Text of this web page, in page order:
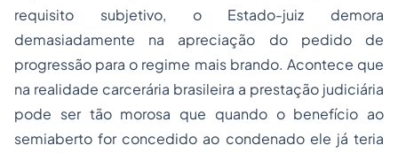
requisito subjetivo, o Estado-juiz demora
demasiadamente na apreciação do pedido de
progressão para o regime mais brando. Acontece que
na realidade carcerária brasileira a prestação judiciária
pode ser tão morosa que quando o benefício ao
semiaberto for concedido ao condenado ele já teria